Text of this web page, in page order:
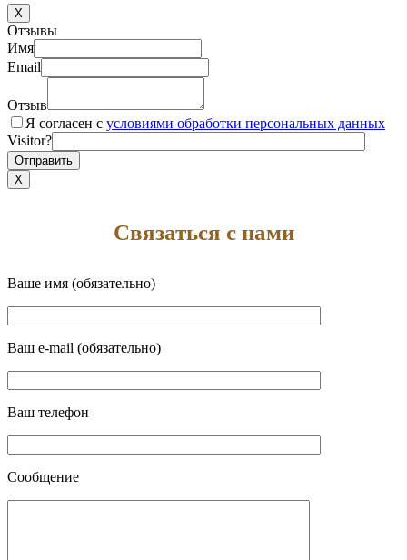
X
Отзывы
Имя
Email
Отзыв
Я согласен с условиями обработки персональных данных
Visitor?
X
Связаться с нами
Ваше имя (обязательно)
Ваш e-mail (обязательно)
Ваш телефон
Сообщение